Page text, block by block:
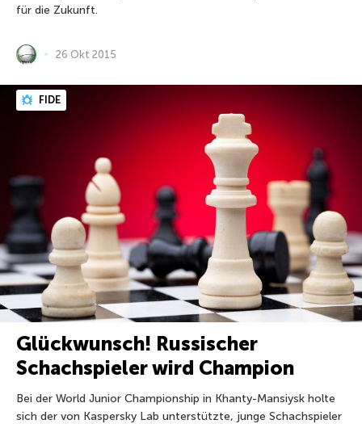
für die Zukunft.
26 Okt 2015
FIDE
Glückwunsch! Russischer
Schachspieler wird Champion
Bei der World Junior Championship in Khanty-Mansiysk holte
sich der von Kaspersky Lab unterstützte, junge Schachspieler